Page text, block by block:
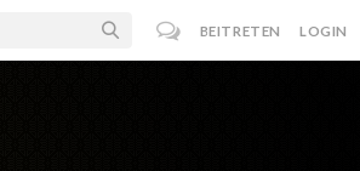
BEITRETEN LOGIN